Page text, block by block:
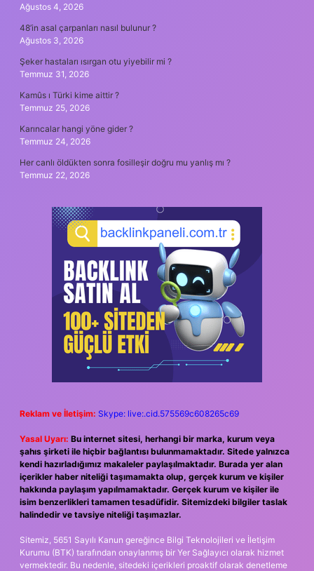
Ağustos 4, 2026
48’in asal çarpanları nasıl bulunur ?
Ağustos 3, 2026
Şeker hastaları ısırgan otu yiyebilir mi ?
Temmuz 31, 2026
Kamûs ı Türki kime aittir ?
Temmuz 25, 2026
Karıncalar hangi yöne gider ?
Temmuz 24, 2026
Her canlı öldükten sonra fosilleşir doğru mu yanlış mı ?
Temmuz 22, 2026
Reklam ve İletişim: Skype: live:.cid.575569c608265c69
Yasal Uyarı: Bu internet sitesi, herhangi bir marka, kurum veya
şahıs şirketi ile hiçbir bağlantısı bulunmamaktadır. Sitede yalnızca
kendi hazırladığımız makaleler paylaşılmaktadır. Burada yer alan
içerikler haber niteliği taşımamakta olup, gerçek kurum ve kişiler
hakkında paylaşım yapılmamaktadır. Gerçek kurum ve kişiler ile
isim benzerlikleri tamamen tesadüfidir. Sitemizdeki bilgiler taslak
halindedir ve tavsiye niteliği taşımazlar.
Sitemiz, 5651 Sayılı Kanun gereğince Bilgi Teknolojileri ve İletişim
Kurumu (BTK) tarafından onaylanmış bir Yer Sağlayıcı olarak hizmet
vermektedir. Bu nedenle, sitedeki içerikleri proaktif olarak denetleme